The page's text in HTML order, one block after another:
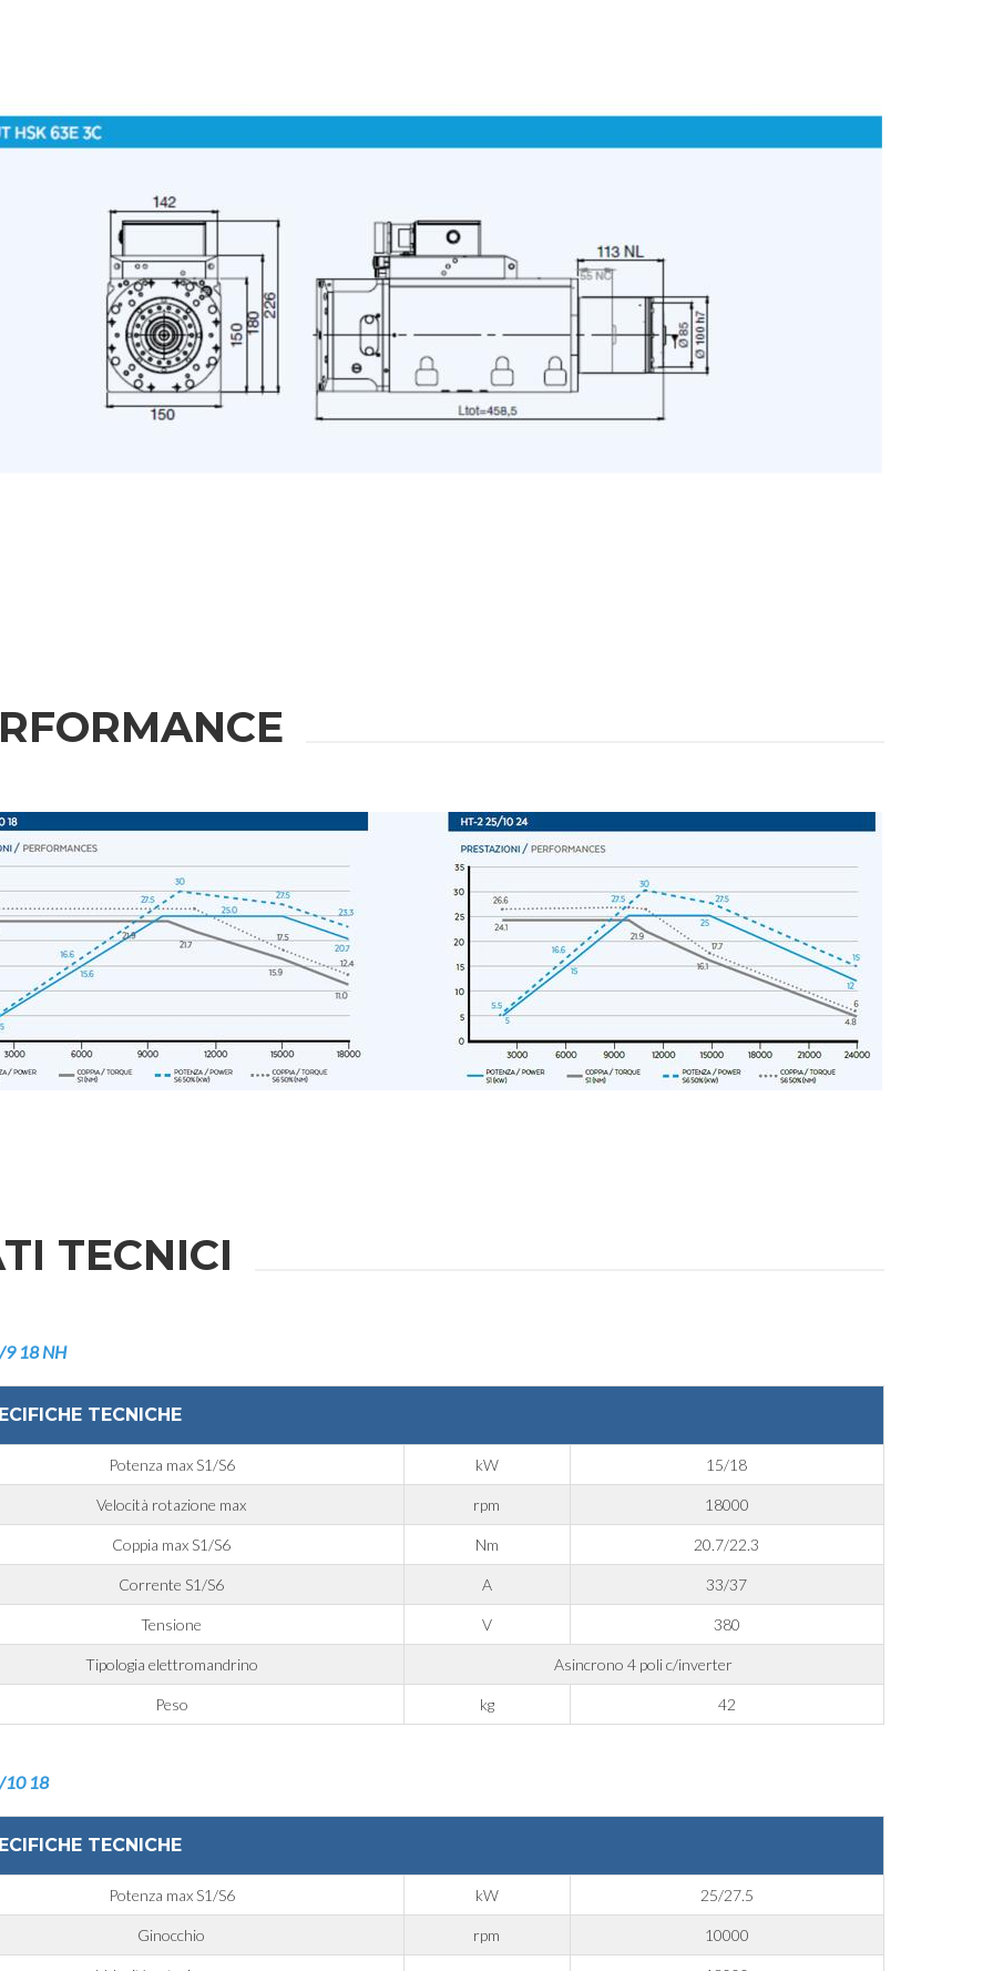
Città
CAP
e/o soggetti terzi esterni al gruppo, quali operatori del settore per le loro attività di marketing.
tua richiesta.
TECNICI
18 NH
TECNICHE
Potenza max S1/S6 kW 15/18
Velocità rotazione max rpm 18000
Coppia max S1/S6 Nm 20.7/22.3
Corrente S1/S6 A 33/37
Tensione V 380
Tipologia elettromandrino Asincrono 4 poli c/inverter
Peso kg 42
10 18
TECNICHE
Potenza max S1/S6 kW 25/27.5
Ginocchio rpm 10000